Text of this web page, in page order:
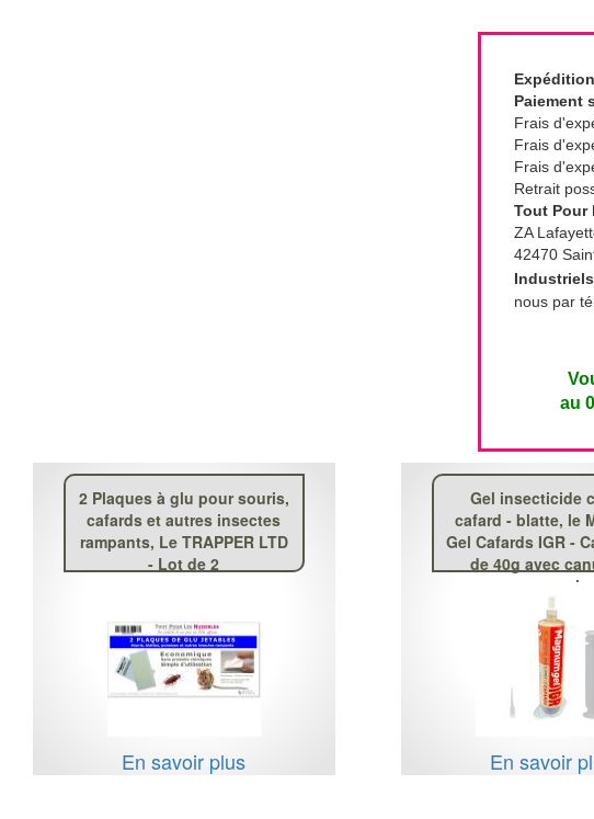
Paiement
Frais
Frais
Frais
Retrait
Tout Pour
ZA
42470
Industriels
nous par
au
2 Plaques à glu pour souris,
cafards et autres insectes
rampants, Le TRAPPER LTD
- Lot de 2
En savoir plus
Gel insecticide
cafard - blatte, le
Gel Cafards IGR -
de 40g avec
poussoir
En savoir